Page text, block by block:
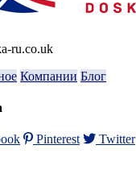
ru.co.uk
Компании Блог
Pinterest Twitter